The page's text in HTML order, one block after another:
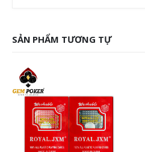
SẢN PHẨM TƯƠNG TỰ